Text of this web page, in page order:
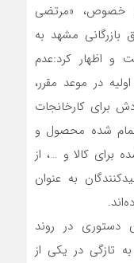
خصوص، «مرتضی
مشهد به
و اظهار کرد:عدم
در موعد مقرر،
برای کارخانجات
شده محصول و
برای کالا و …، از
به عنوان
دستوری در روند
تازگی در یکی از